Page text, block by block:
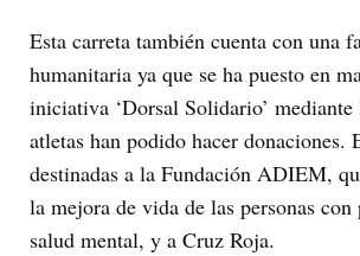
Esta carreta también cuenta con una
humanitaria ya que se ha puesto en
iniciativa ‘Dorsal Solidario’ mediante
atletas han podido hacer donaciones.
destinadas a la Fundación ADIEM,
la mejora de vida de las personas con
salud mental, y a Cruz Roja.